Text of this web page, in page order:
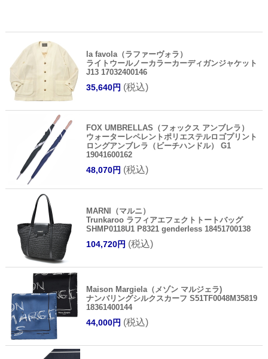
la favola（ラファーヴォラ）
ライトウールノーカラーカーディガンジャケット
J13 17032400146
35,640円 (税込)
FOX UMBRELLAS（フォックス アンブレラ）
ウォーターレペレントポリエステルロゴプリント
ロングアンブレラ（ビーチハンドル） G1
19041600162
48,070円 (税込)
MARNI（マルニ）
Trunkaroo ラフィアエフェクトトートバッグ
SHMP0118U1 P8321 genderless 18451700138
104,720円 (税込)
Maison Margiela（メゾン マルジェラ)
ナンバリングシルクスカーフ S51TF0048M35819
18361400144
44,000円 (税込)